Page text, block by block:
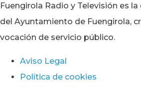
Fuengirola Radio y Televisión es
del Ayuntamiento de Fuengirola,
vocación de servicio público.
Aviso Legal
Política de cookies